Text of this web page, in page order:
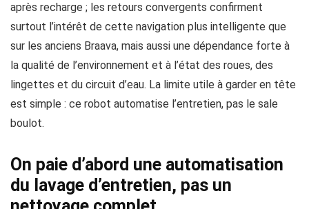
après recharge ; les retours convergents confirment
surtout l’intérêt de cette navigation plus intelligente que
sur les anciens Braava, mais aussi une dépendance forte à
la qualité de l’environnement et à l’état des roues, des
lingettes et du circuit d’eau. La limite utile à garder en tête
est simple : ce robot automatise l’entretien, pas le sale
boulot.
On paie d’abord une automatisation
du lavage d’entretien, pas un